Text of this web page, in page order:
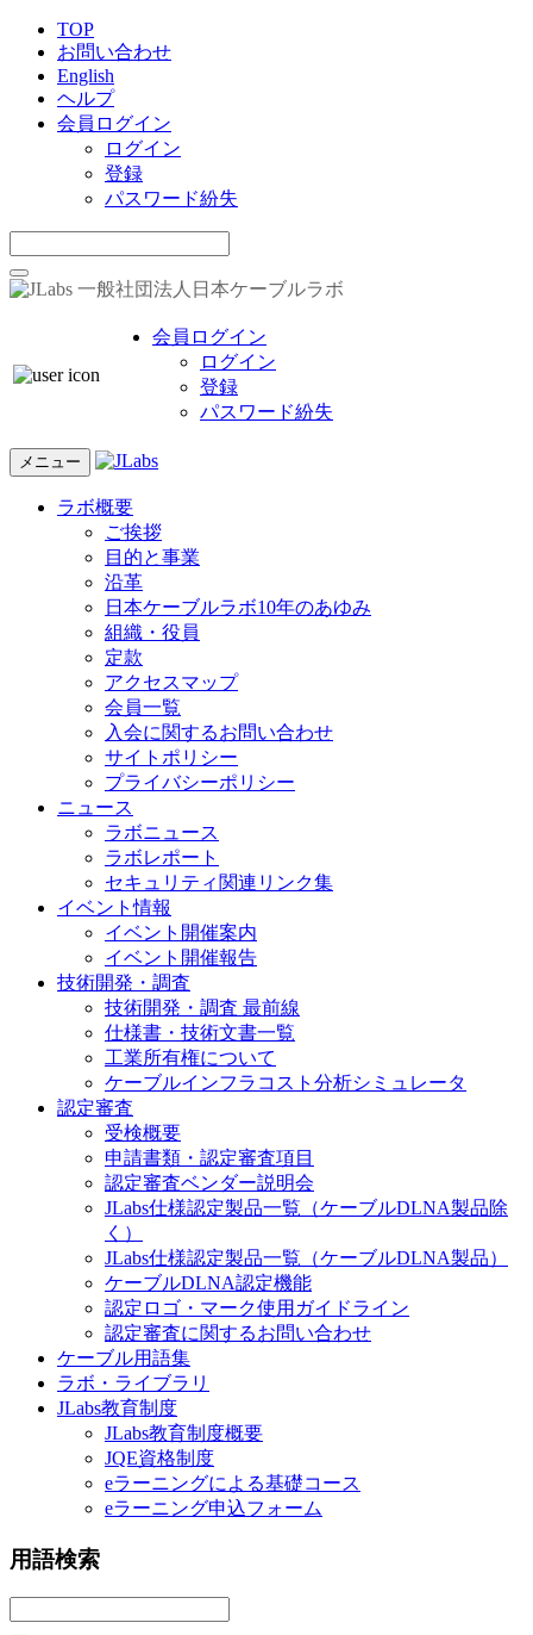
TOP
お問い合わせ
English
ヘルプ
会員ログイン
ログイン
登録
パスワード紛失
一般社団法人日本ケーブルラボ
会員ログイン
ログイン
登録
パスワード紛失
メニュー
ラボ概要
ご挨拶
目的と事業
沿革
日本ケーブルラボ10年のあゆみ
組織・役員
定款
アクセスマップ
会員一覧
入会に関するお問い合わせ
サイトポリシー
プライバシーポリシー
ニュース
ラボニュース
ラボレポート
セキュリティ関連リンク集
イベント情報
イベント開催案内
イベント開催報告
技術開発・調査
技術開発・調査 最前線
仕様書・技術文書一覧
工業所有権について
ケーブルインフラコスト分析シミュレータ
認定審査
受検概要
申請書類・認定審査項目
認定審査ベンダー説明会
JLabs仕様認定製品一覧（ケーブルDLNA製品除
く）
JLabs仕様認定製品一覧（ケーブルDLNA製品）
ケーブルDLNA認定機能
認定ロゴ・マーク使用ガイドライン
認定審査に関するお問い合わせ
ケーブル用語集
ラボ・ライブラリ
JLabs教育制度
JLabs教育制度概要
JQE資格制度
eラーニングによる基礎コース
eラーニング申込フォーム
用語検索